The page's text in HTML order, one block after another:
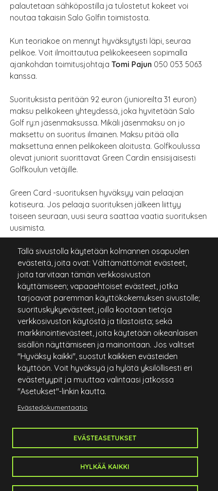
Tällä sivustolla käytetään kolmannen osapuolen
evästeitä, joita ovat: Välttämättömät evästeet,
joita tarvitaan tämän verkkosivuston
käyttämiseen; vapaaehtoiset evästeet, jotka
tarjoavat paremman käyttökokemuksen sivustolle;
suorituskykyevästeet, joilla kootaan tietoja
verkkosivuston käytöstä ja tilastoista; sekä
markkinointievästeet, joita käytetään oikeanlaisen
sisällön näyttämiseen ja mainontaan. Jos valitset
"Hyväksy kaikki", suostut kaikkien evästeiden
käyttöön. Voit hyväksyä ja hylätä yksilöllisesti eri
evästetyypit ja muuttaa valintaasi jatkossa
"Asetukset"-linkin kautta.
Evästedokumentaatio
EVÄSTEASETUKSET
HYLKÄÄ KAIKKI
palautetaan sähköpostilla ja tulostetut kokeet voi
noutaa takaisin Salo Golfin toimistosta.
Kun teoriakoe on mennyt hyväksytysti läpi, seuraa
pelikoe. Voit ilmoittautua pelikokeeseen sopimalla
ajankohdan toimitusjohtaja Tomi Pajun 050 053 5063
kanssa.
Suorituksista peritään 92 euron (junioreilta 31 euron)
maksu pelikokeen yhteydessä, joka hyvitetään Salo
Golf ry:n jäsenmaksussa. Mikäli jäsenmaksu on jo
maksettu on suoritus ilmainen. Maksu pitää olla
maksettuna ennen pelikokeen aloitusta. Golfkoulussa
olevat juniorit suorittavat Green Cardin ensisijaisesti
Golfkoulun vetäjille.
Green Card -suorituksen hyväksyy vain pelaajan
kotiseura. Jos pelaaja suorituksen jälkeen liittyy
toiseen seuraan, uusi seura saattaa vaatia suorituksen
uusimista.
Pelikoe suoritetaanjoko isolla kentällä tai Par 3:lla,
kun teoriakoe on suoritettu.Pelikoe pelataan
omillapalloilla. Pelikokeessa kiinnitetään huomiota
etiketin ja sääntöjen perusteiden hallintaan sekä
kentän joustavaan pelaamiseen.
Green cardin suorituksen jälkeen on mahdollista
hankkiaGreen card pelioikeus, joka on voimassa 30
päivää ja oikeuttaa pelaamaan klo 18 jälkeen. Hinta 80